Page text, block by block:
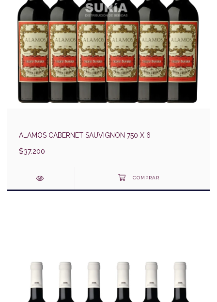
ALAMOS CABERNET SAUVIGNON 750 X 6
$37.200